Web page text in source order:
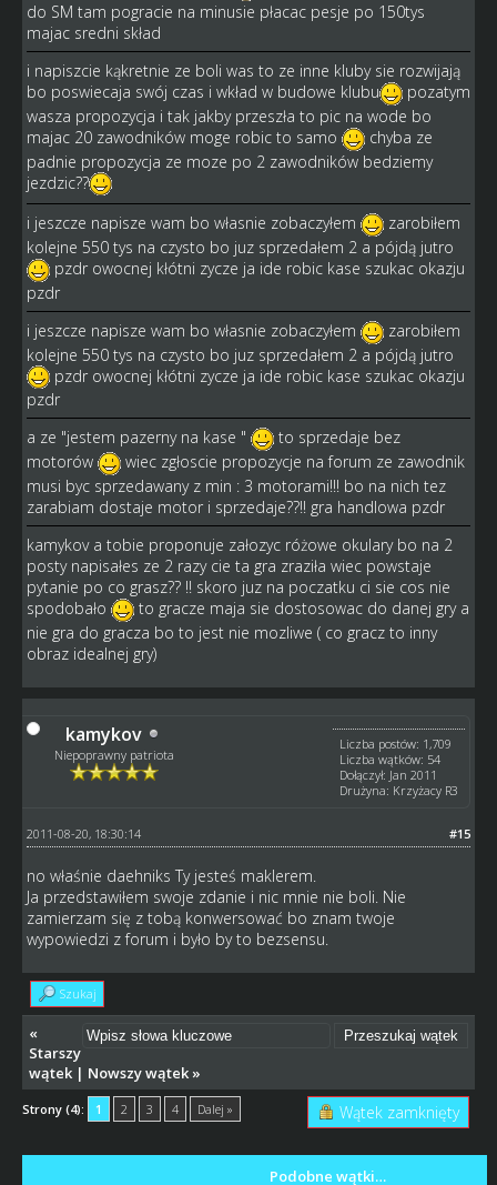
do SM tam pogracie na minusie płacac pesje po 150tys
majac sredni skład
i napiszcie kąkretnie ze boli was to ze inne kluby sie rozwijają
bo poswiecaja swój czas i wkład w budowe klubu
pozatym
wasza propozycja i tak jakby przeszła to pic na wode bo
majac 20 zawodników moge robic to samo
chyba ze
padnie propozycja ze moze po 2 zawodników bedziemy
jezdzic??
i jeszcze napisze wam bo własnie zobaczyłem
zarobiłem
kolejne 550 tys na czysto bo juz sprzedałem 2 a pójdą jutro
pzdr owocnej kłótni zycze ja ide robic kase szukac okazju
pzdr
i jeszcze napisze wam bo własnie zobaczyłem
zarobiłem
kolejne 550 tys na czysto bo juz sprzedałem 2 a pójdą jutro
pzdr owocnej kłótni zycze ja ide robic kase szukac okazju
pzdr
a ze "jestem pazerny na kase "
to sprzedaje bez
motorów
wiec zgłoscie propozycje na forum ze zawodnik
musi byc sprzedawany z min : 3 motorami!!! bo na nich tez
zarabiam dostaje motor i sprzedaje??!! gra handlowa pzdr
kamykov a tobie proponuje załozyc różowe okulary bo na 2
posty napisałes ze 2 razy cie ta gra zraziła wiec powstaje
pytanie po co grasz?? !! skoro juz na poczatku ci sie cos nie
spodobało
to gracze maja sie dostosowac do danej gry a
nie gra do gracza bo to jest nie mozliwe ( co gracz to inny
obraz idealnej gry)
kamykov
Niepoprawny patriota
Liczba postów: 1,709
Liczba wątków: 54
Dołączył: Jan 2011
Drużyna: Krzyżacy R3
#15
2011-08-20, 18:30:14
no właśnie daehniks Ty jesteś maklerem.
Ja przedstawiłem swoje zdanie i nic mnie nie boli. Nie
zamierzam się z tobą konwersować bo znam twoje
wypowiedzi z forum i było by to bezsensu.
Szukaj
«
Starszy
wątek| Nowszy wątek»
Strony (4): 1 2 3 4 Dalej » Wątek zamknięty
Podobne wątki…